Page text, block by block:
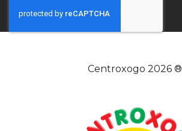
Centroxogo 2026 ®